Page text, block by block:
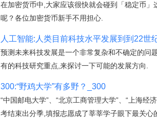
在加密货币中,大家应该很快就会碰到「稳定币
呢？各位加密货币新手不用担心.
人工智能:人类目前科技水平发展到到22
预测未来科技发展是一个非常复杂和不确定的问
有的科技研究重点,来探讨一下可能的发展方向.
300:“野鸡大学”有多野？_300
“中国邮电大学”、“北京工商管理大学”、“上海
考结束出分季,填报志愿成了莘莘学子眼下最关心